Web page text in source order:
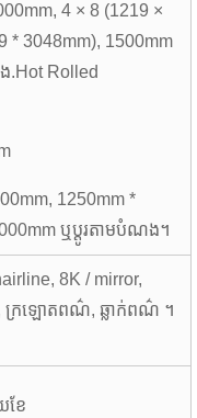
4 × 8 (1219 ×
* 3048mm), 1500mm
.Hot Rolled
1250mm *
ឬប្ដូរតាមបំណង។
8K / mirror,
ក្រឡោតពណ៌, ឆ្លាក់ពណ៌ ។
ខែ